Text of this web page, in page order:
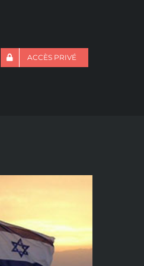
ACCÈS PRIVÉ